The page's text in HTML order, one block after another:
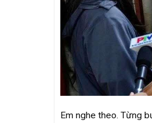
Em nghe theo. Từng